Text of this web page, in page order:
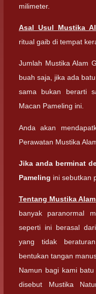
milimeter.
Asal Usul Mustika
ritual gaib di tempat
Jumlah Mustika Alam
buah saja, jika ada
sama bukan berarti
Macan Pameling ini.
Anda akan
Perawatan Mustika
Jika anda berminat
Pameling ini sebutkan
Tentang Mustika
banyak paranormal
seperti ini berasal
yang tidak
bentukan tangan
Namun bagi kami
disebut Mustika